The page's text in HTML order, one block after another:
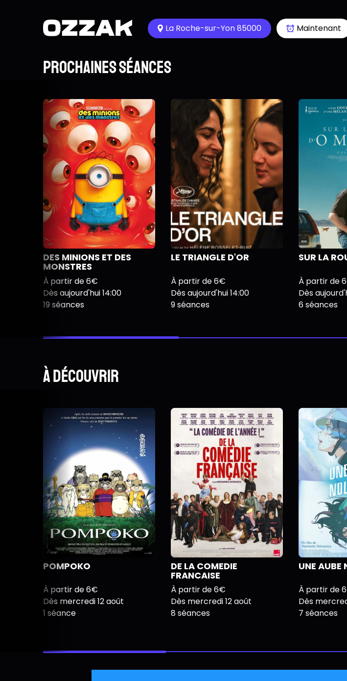
La Roche-sur-Yon 85000 Maintenant
Prochaines séances
DES MINIONS ET DES
MONSTRES
À partir de 6€
Dès aujourd'hui 14:00
19 séances
LE TRIANGLE D'OR
À partir de 6€
Dès aujourd'hui 14:00
9 séances
SUR LA
À partir de
Dès
6 séances
À découvrir
POMPOKO
À partir de 6€
Dès mercredi 12 août
1 séance
DE LA COMEDIE
FRANCAISE
À partir de 6€
Dès mercredi 12 août
8 séances
UNE AUBE
À partir de
Dès
7 séances